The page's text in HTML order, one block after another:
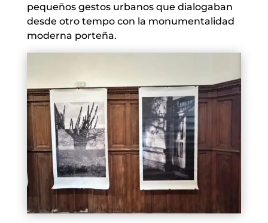
pequeños gestos urbanos que dialogaban
desde otro tempo con la monumentalidad
moderna porteña.